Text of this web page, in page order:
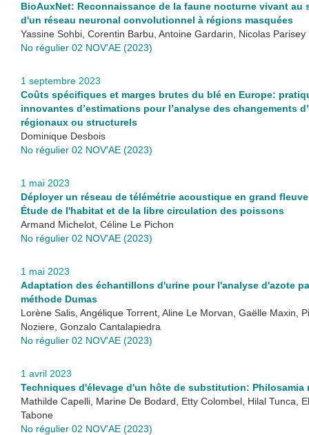
BioAuxNet: Reconnaissance de la faune nocturne vivant au
d'un réseau neuronal convolutionnel à régions masquées
Yassine Sohbi, Corentin Barbu, Antoine Gardarin, Nicolas Parisey
No régulier 02 NOV'AE (2023)
1 septembre 2023
Coûts spécifiques et marges brutes du blé en Europe:
innovantes d’estimations pour l’analyse des changements
régionaux ou structurels
Dominique Desbois
No régulier 02 NOV'AE (2023)
1 mai 2023
Déployer un réseau de télémétrie acoustique en grand
Étude de l'habitat et de la libre circulation des poissons
Armand Michelot, Céline Le Pichon
No régulier 02 NOV'AE (2023)
1 mai 2023
Adaptation des échantillons d'urine pour l'analyse d'azote
méthode Dumas
Lorène Salis, Angélique Torrent, Aline Le Morvan, Gaëlle Maxin,
Noziere, Gonzalo Cantalapiedra
No régulier 02 NOV'AE (2023)
1 avril 2023
Techniques d'élevage d'un hôte de substitution: Philosamia
Mathilde Capelli, Marine De Bodard, Etty Colombel, Hilal Tunca,
Tabone
No régulier 02 NOV'AE (2023)